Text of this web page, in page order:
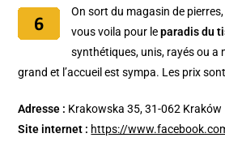
On sort du magasin de
vous voila pour leparadis du
synthétiques, unis, rayés ou a
grand et l’accueil est sympa. Les prix
Adresse : Krakowska 35, 31-062 Kraków
Site internet : https://